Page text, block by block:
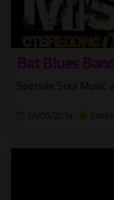
Bat Blues
Speciale Soul Music
16/05/2014